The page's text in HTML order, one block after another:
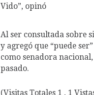
Vido”, opinó
Al ser consultada sobre
y agregó que “puede
como senadora
pasado.
(Visitas Totales 1 , 1